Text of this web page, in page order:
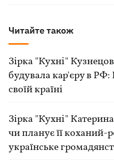
Читайте також
Зірка "Кухні"
будувала кар'єру в РФ:
своїй країні
Зірка "Кухні"
чи планує її коханий-
українське